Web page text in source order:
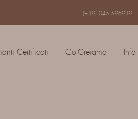
(+39) 045 596939
Certificati Co-Creiamo Info